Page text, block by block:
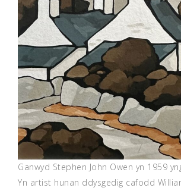
Ganwyd Stephen John Owen yn 1959
Yn artist hunan ddysgedig cafodd